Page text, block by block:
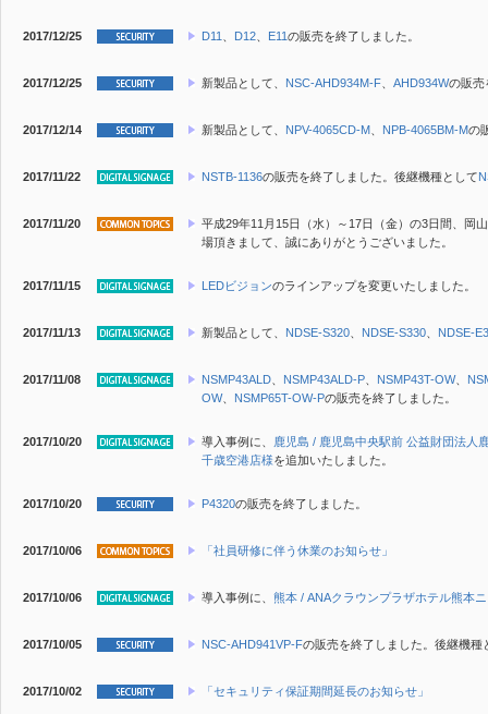
2017/12/25 D11 D12 E11の販売を終了しました。
2017/12/25 新製品として、 NSC-AHD934M-F AHD934Wの販売
2017/12/14 新製品として、 NPV-4065CD-M NPB-4065BM-Mの
2017/11/22 NSTB-1136の販売を終了しました。後継機種として
2017/11/20
平成29年11月15日（水）～17日（金）の3日間、岡
場頂きまして、誠にありがとうございました。
2017/11/15 LEDビジョンのラインアップを変更いたしました。
2017/11/13 新製品として、 NDSE-S320 NDSE-S330 NDSE-
2017/11/08 NSMP43ALD NSMP43ALD-P NSMP43T-OW、
OW、 NSMP65T-OW-Pの販売を終了しました。
2017/10/20 導入事例に、 鹿児島 / 鹿児島中央駅前 公益財団法人
千歳空港店様を追加いたしました。
2017/10/20 P4320の販売を終了しました。
2017/10/06 「社員研修に伴う休業のお知らせ」
2017/10/06 導入事例に、 熊本 / ANAクラウンプラザホテル熊本
2017/10/05 NSC-AHD941VP-Fの販売を終了しました。後継機種
2017/10/02 「セキュリティ保証期間延長のお知らせ」